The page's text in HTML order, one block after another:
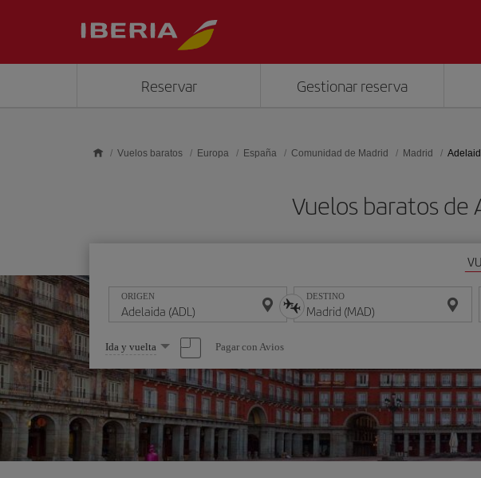
Reservar Gestionar reserva
Vuelos baratos Europa España Comunidad de Madrid Madrid
Vuelos baratos de
ORIGEN DESTINO
Seleccione
una
opción
Ida y vuelta Pagar con Avios